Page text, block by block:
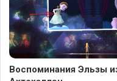
Воспоминания Эльзы